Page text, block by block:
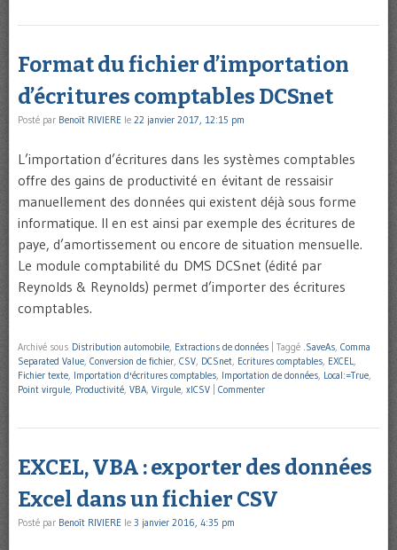
Format du fichier d’importation
d’écritures comptables DCSnet
Posté par Benoît RIVIERE le 22 janvier 2017, 12:15 pm
L’importation d’écritures dans les systèmes comptables
offre des gains de productivité en évitant de ressaisir
manuellement des données qui existent déjà sous forme
informatique. Il en est ainsi par exemple des écritures de
paye, d’amortissement ou encore de situation mensuelle.
Le module comptabilité du DMS DCSnet (édité par
Reynolds & Reynolds) permet d’importer des écritures
comptables.
Archivé sous Distribution automobile, Extractions de données Taggé .SaveAs, Comma
Separated Value, Conversion de fichier, CSV, DCSnet, Ecritures comptables, EXCEL,
Fichier texte, Importation d'écritures comptables, Importation de données, Local:=True,
Point virgule, Productivité, VBA, Virgule, xlCSV Commenter
EXCEL, VBA : exporter des données
Excel dans un fichier CSV
Posté par Benoît RIVIERE le 3 janvier 2016, 4:35 pm